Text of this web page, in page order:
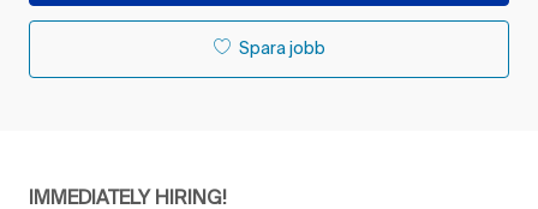
Spara jobb
IMMEDIATELY HIRING!